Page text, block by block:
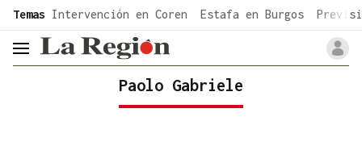
common.go-to-content
Temas Intervención en Coren Estafa en Burgos
header.menu.open
Paolo Gabriele